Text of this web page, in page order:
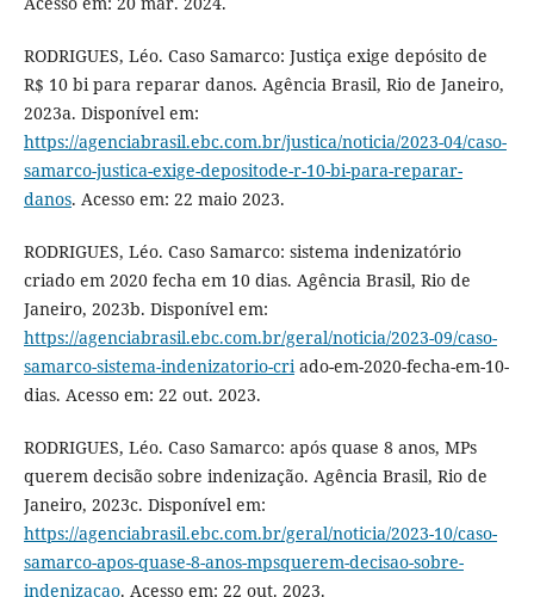
RODRIGUES, Léo. Caso Samarco: Justiça exige depósito de
R$ 10 bi para reparar danos. Agência Brasil, Rio de Janeiro,
2023a. Disponível em:
https://agenciabrasil.ebc.com.br/justica/noticia/2023-04/caso-
samarco-justica-exige-depositode-r-10-bi-para-reparar-
danos. Acesso em: 22 maio 2023.
RODRIGUES, Léo. Caso Samarco: sistema indenizatório
criado em 2020 fecha em 10 dias. Agência Brasil, Rio de
Janeiro, 2023b. Disponível em:
https://agenciabrasil.ebc.com.br/geral/noticia/2023-09/caso-
samarco-sistema-indenizatorio-criado-em-2020-fecha-em-10-
dias. Acesso em: 22 out. 2023.
RODRIGUES, Léo. Caso Samarco: após quase 8 anos, MPs
querem decisão sobre indenização. Agência Brasil, Rio de
Janeiro, 2023c. Disponível em:
https://agenciabrasil.ebc.com.br/geral/noticia/2023-10/caso-
samarco-apos-quase-8-anos-mpsquerem-decisao-sobre-
indenizacao. Acesso em: 22 out. 2023.